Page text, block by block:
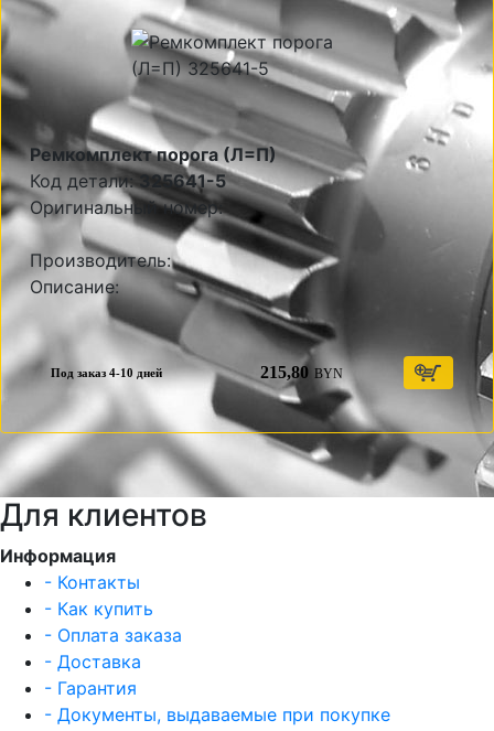
Ремкомплект порога (Л=П)
Код детали:325641-5
Оригинальный номер:
Производитель:
Описание:
Под заказ 4-10 дней 215,80 BYN
Для клиентов
Информация
- Контакты
- Как купить
- Оплата заказа
- Доставка
- Гарантия
- Документы, выдаваемые при покупке